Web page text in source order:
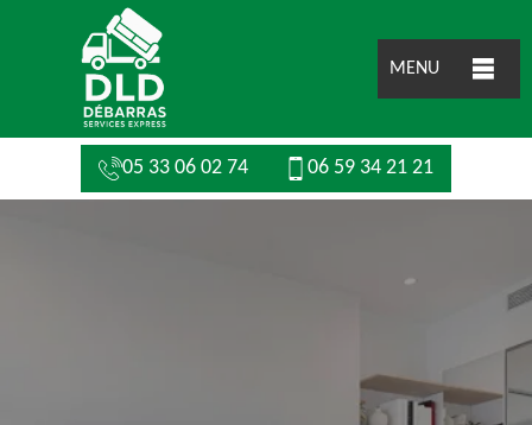
MENU
05 33 06 02 74 06 59 34 21 21